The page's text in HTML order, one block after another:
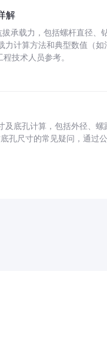
解
承载力，包括螺杆直径
力计算方法和典型数值（
技术人员参考。
及底孔计算，包括外径、
底孔尺寸的常见疑问，通